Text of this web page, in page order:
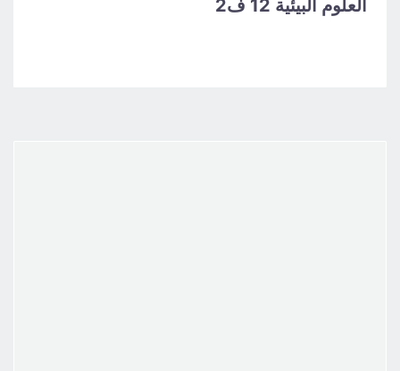
العلوم البيئية 12 ف2